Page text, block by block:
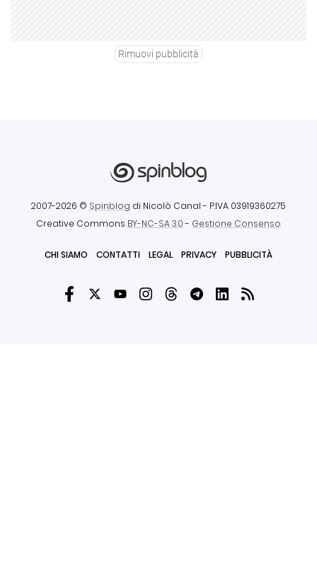
Rimuovi pubblicità
2007-2026 © Spinblog di Nicolò Canal - P.IVA 03919360275
Creative Commons BY-NC-SA 3.0- Gestione Consenso
CHI SIAMO CONTATTI LEGAL PRIVACY PUBBLICITÀ